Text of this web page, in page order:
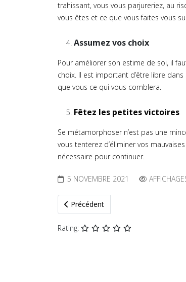
trahissant, vous vous parjureriez, au
vous êtes et ce que vous faites vous
Assumez vos choix
Pour améliorer son estime de soi, il
choix. Il est important d’être libre
que vous ce qui vous comblera.
Fêtez les petites victoires
Se métamorphoser n’est pas une
vous tenterez d’éliminer vos
nécessaire pour continuer.
5 NOVEMBRE 2021
Article précédent : Qu'est-ce que la
Précédent
Rating: